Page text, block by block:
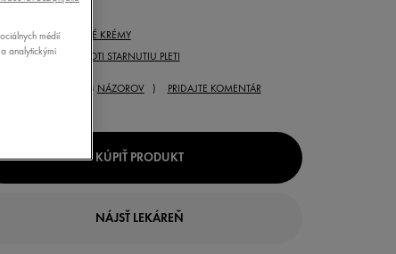
NOČNÉ KRÉMY
PRÍPRAVKY PROTI STARNUTIU PLETI
( 3 NÁZOROV) PRIDAJTE KOMENTÁR
KÚPIŤ PRODUKT
NÁJSŤ LEKÁREŇ
médií
analytickými